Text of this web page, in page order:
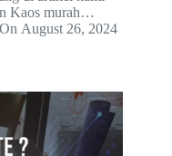
Kaos murah…
On August 26, 2024